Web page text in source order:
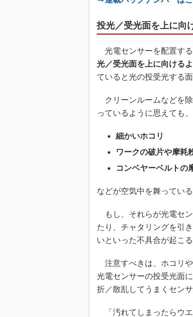
投光／受光面を上に向
光電センサーを配置す
光／受光面を上に向ける
ていると光の投受光する
クリーンルームなどを
っているように思えても、
細かいホコリ
ワークの破片や摩耗
コンベヤーベルトの
などが空気中を舞ってい
もし、それらが光電セ
たり、チャタリングを引
いといった不具合が起こ
注意すべきは、ホコリや
光電センサーの投受光面
折／散乱してうまくセン
「汚れてしまったらウ